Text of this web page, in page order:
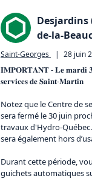
Desjardins
de-la-
Saint-Georges | 28 juin
𝐈𝐌𝐏𝐎𝐑𝐓𝐀𝐍𝐓 - 𝐋𝐞 𝐦𝐚𝐫𝐝𝐢
𝐬𝐞𝐫𝐯𝐢𝐜𝐞𝐬 𝐝𝐞 𝐒𝐚𝐢𝐧𝐭-𝐌𝐚𝐫𝐭𝐢𝐧
Notez que le Centre de
sera fermé le 30 juin
travaux d'Hydro-
sera également hors
Durant cette période,
guichets automatiques